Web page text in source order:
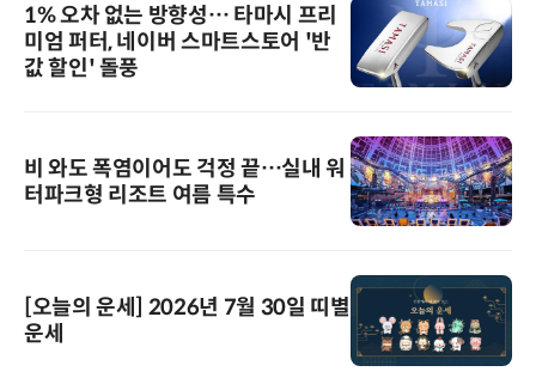
1% 오차 없는 방향성… 타마시 프리
미엄 퍼터, 네이버 스마트스토어 '반
값 할인' 돌풍
비 와도 폭염이어도 걱정 끝…실내 워
터파크형 리조트 여름 특수
[오늘의 운세] 2026년 7월 30일 띠별
운세